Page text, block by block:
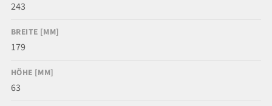
243
BREITE [MM]
179
HÖHE [MM]
63